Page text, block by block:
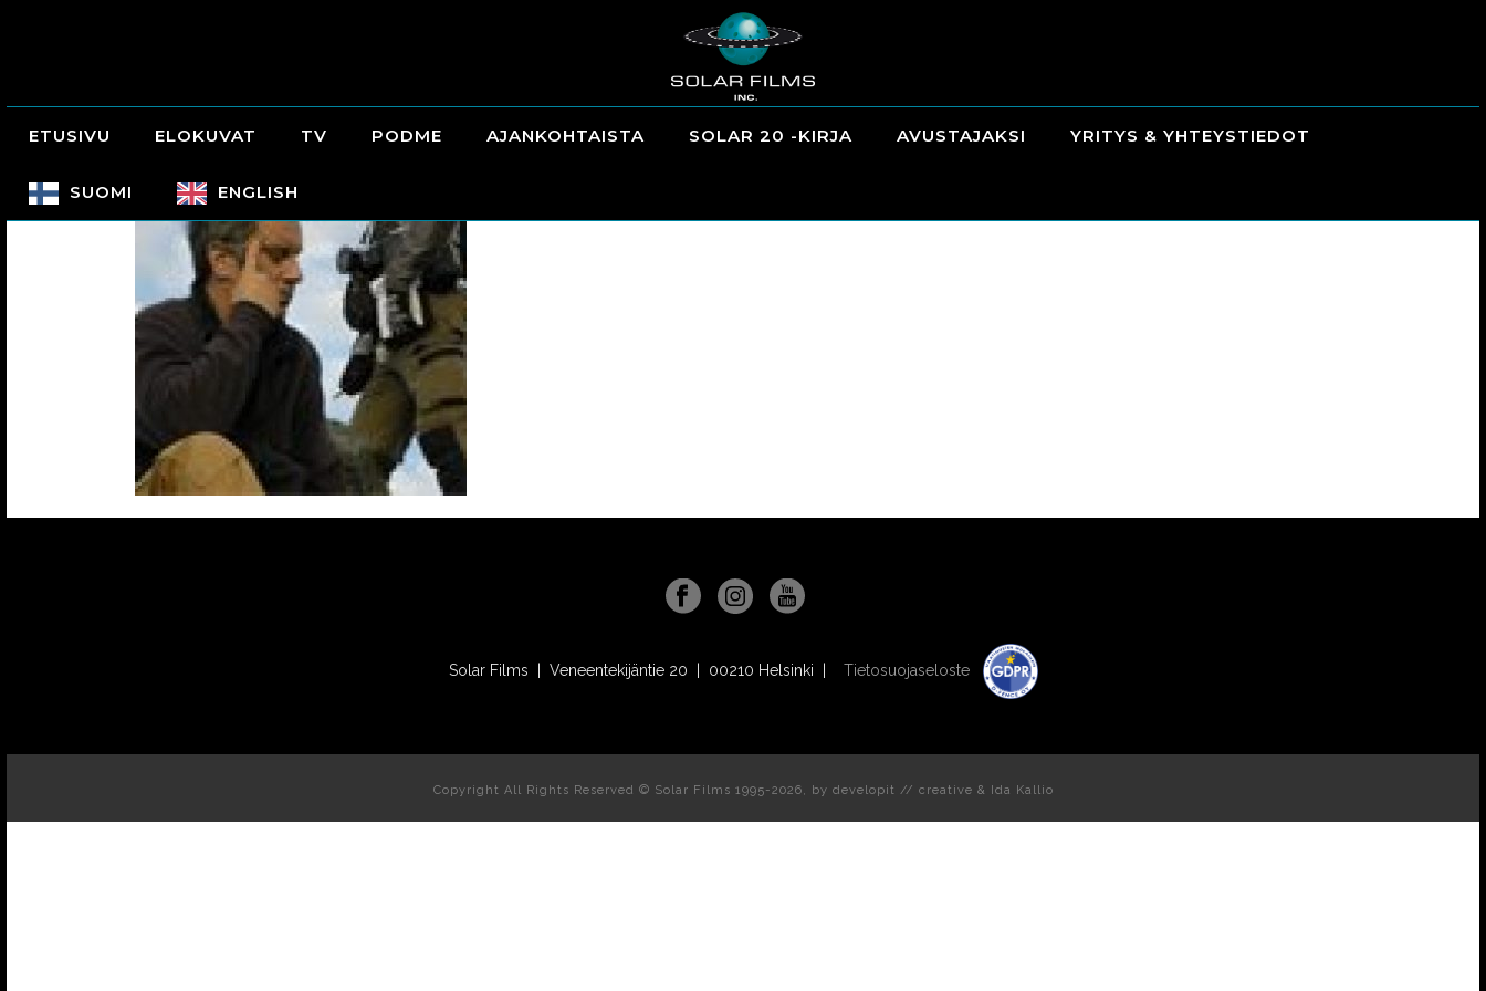
ETUSIVU ELOKUVAT TV PODME AJANKOHTAISTA SOLAR 20 -KIRJA AVUSTAJAKSI YRITYS & YHTEYSTIEDOT
SUOMI ENGLISH
Solar Films | Veneentekijäntie 20 | 00210 Helsinki | Tietosuojaseloste
Copyright All Rights Reserved © Solar Films 1995-2026, by developit // creative & Ida Kallio